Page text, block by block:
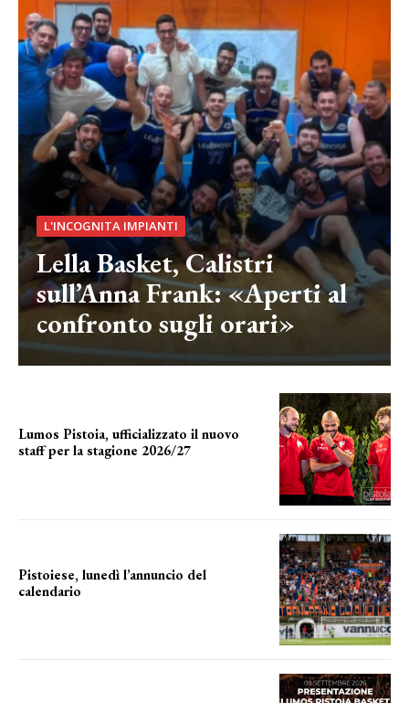
L'INCOGNITA IMPIANTI
Lella Basket, Calistri
sull’Anna Frank: «Aperti al
confronto sugli orari»
Lumos Pistoia, ufficializzato il nuovo
staff per la stagione 2026/27
Pistoiese, lunedì l’annuncio del
calendario